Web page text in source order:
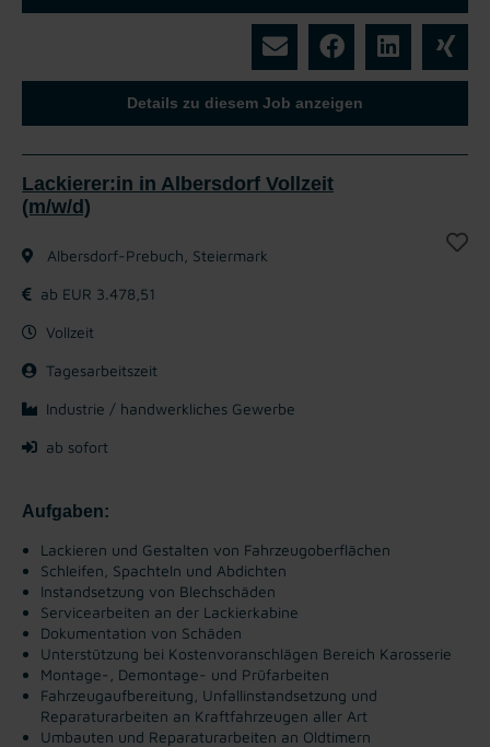
Details zu diesem Job anzeigen
Lackierer:in in Albersdorf Vollzeit
(m/w/d)
Albersdorf-Prebuch, Steiermark
ab EUR 3.478,51
Vollzeit
Tagesarbeitszeit
Industrie / handwerkliches Gewerbe
ab sofort
Aufgaben:
Lackieren und Gestalten von Fahrzeugoberflächen
Schleifen, Spachteln und Abdichten
Instandsetzung von Blechschäden
Servicearbeiten an der Lackierkabine
Dokumentation von Schäden
Unterstützung bei Kostenvoranschlägen Bereich Karosserie
Montage-, Demontage- und Prüfarbeiten
Fahrzeugaufbereitung, Unfallinstandsetzung und
Reparaturarbeiten an Kraftfahrzeugen aller Art
Umbauten und Reparaturarbeiten an Oldtimern